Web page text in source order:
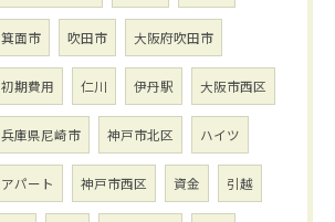
箕面市 吹田市 大阪府吹田市
初期費用 仁川 伊丹駅 大阪市西区
兵庫県尼崎市 神戸市北区 ハイツ
アパート 神戸市西区 資金 引越